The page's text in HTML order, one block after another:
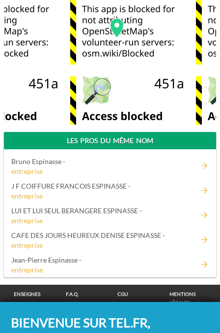
LES PROS DU MÊME NOM
Bruno Espinasse -
entreprise
J F COIFFURE FRANCOIS ESPINASSE -
entreprise
LUI ET LUI SEUL BERANGERE ESPINASSE -
entreprise
CAFE DES JOURS HEUREUX DENISE ESPINASSE -
entreprise
Jean-Pierre Espinasse -
entreprise
ENSEIGNES F.A.Q. CGU
MENTIONS
LÉGALES
CONFIDENTIALITÉ
COOKIES
CHOIX
COOKIES
BIENVENUE SUR TEL.FR,